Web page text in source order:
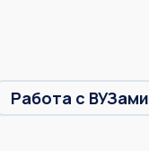
Работа с ВУЗами